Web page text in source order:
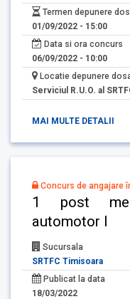
Termen depunere
01/09/2022 - 15:00
Data si ora concurs
06/09/2022 - 10:00
Locatie depunere
Serviciul R.U.O. al
MAI MULTE DETALII
Concurs de angajare
1 post
automotor I
Sucursala
SRTFC Timisoara
Publicat la data
18/03/2022